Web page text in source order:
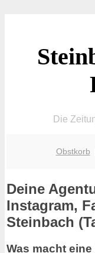
Die
Obstkorb
Deine
Instagram,
Steinbach
Was macht